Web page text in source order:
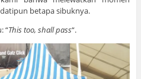
betapa sibuknya.
“This too, shall pass“.